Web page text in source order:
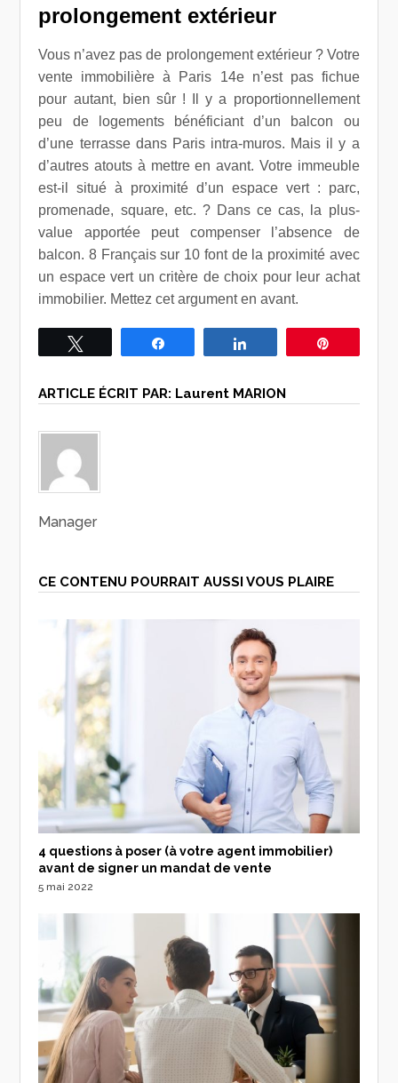
prolongement extérieur
Vous n’avez pas de prolongement extérieur ? Votre
vente immobilière à Paris 14e n’est pas fichue
pour autant, bien sûr ! Il y a proportionnellement
peu de logements bénéficiant d’un balcon ou
d’une terrasse dans Paris intra-muros. Mais il y a
d’autres atouts à mettre en avant. Votre immeuble
est-il situé à proximité d’un espace vert : parc,
promenade, square, etc. ? Dans ce cas, la plus-
value apportée peut compenser l’absence de
balcon. 8 Français sur 10 font de la proximité avec
un espace vert un critère de choix pour leur achat
immobilier. Mettez cet argument en avant.
ARTICLE ÉCRIT PAR: Laurent MARION
Manager
CE CONTENU POURRAIT AUSSI VOUS PLAIRE
4 questions à poser (à votre agent immobilier)
avant de signer un mandat de vente
5 mai 2022